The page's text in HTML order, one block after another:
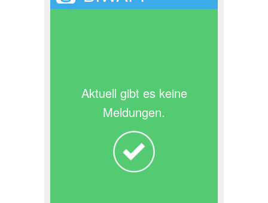
Aktuell gibt es keine
Meldungen.